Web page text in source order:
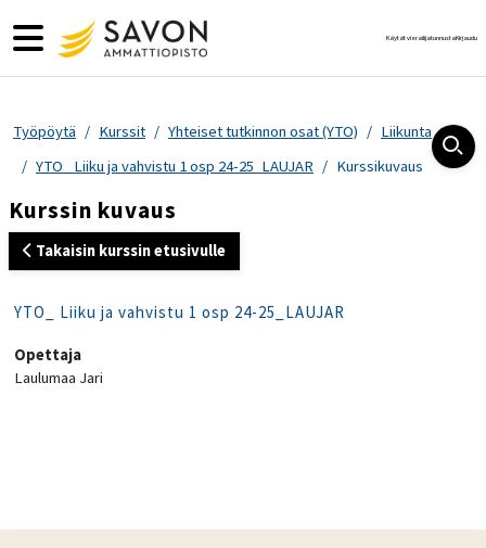
Sivupaneeli Käytät vierailijatunnustaKirjaudu
Työpöytä Kurssit Yhteiset tutkinnon osat (YTO)
Liikunta
YTO_ Liiku ja vahvistu 1 osp 24-25_LAUJAR
Kurssikuvaus
Kurssin kuvaus
Takaisin kurssin etusivulle
YTO_ Liiku ja vahvistu 1 osp 24-25_LAUJAR
Opettaja
Laulumaa Jari